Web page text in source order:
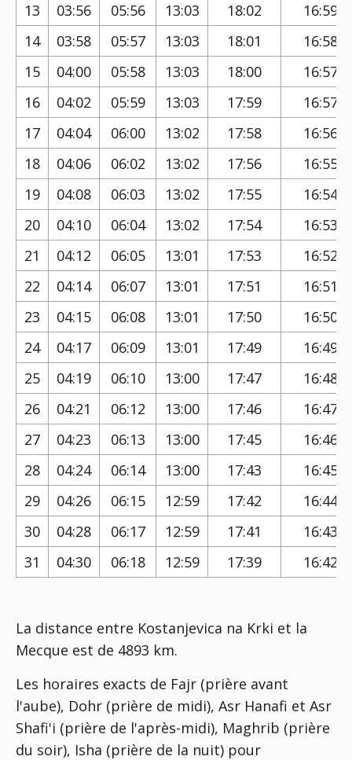
13
03:56 05:56 13:03 18:02
16:59
14
03:58 05:57 13:03 18:01
16:58
15
04:00 05:58 13:03 18:00
16:57
16
04:02 05:59 13:03 17:59
16:57
17
04:04 06:00 13:02 17:58
16:56
18
04:06 06:02 13:02 17:56
16:55
19
04:08 06:03 13:02 17:55
16:54
20
04:10 06:04 13:02 17:54
16:53
21
04:12 06:05 13:01 17:53
16:52
22
04:14 06:07 13:01 17:51
16:51
23
04:15 06:08 13:01 17:50
16:50
24
04:17 06:09 13:01 17:49
16:49
25
04:19 06:10 13:00 17:47
16:48
26
04:21 06:12 13:00 17:46
16:47
27
04:23 06:13 13:00 17:45
16:46
28
04:24 06:14 13:00 17:43
16:45
29
04:26 06:15 12:59 17:42
16:44
30
04:28 06:17 12:59 17:41
16:43
31
04:30 06:18 12:59 17:39 16:42
La distance entre Kostanjevica na Krki et la
Mecque est de 4893 km.
Les horaires exacts de Fajr (prière avant
l'aube), Dohr (prière de midi), Asr Hanafi et Asr
Shafi'i (prière de l'après-midi), Maghrib (prière
du soir), Isha (prière de la nuit) pour